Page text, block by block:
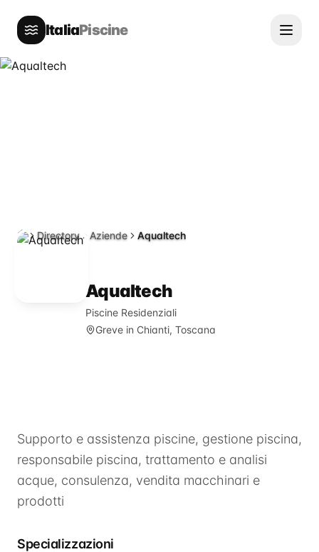
ItaliaPiscine
HomeDirectory Aziende Aqualtech
Aqualtech
Piscine Residenziali
Greve in Chianti, Toscana
Supporto e assistenza piscine, gestione piscina,
responsabile piscina, trattamento e analisi
acque, consulenza, vendita macchinari e
prodotti
Specializzazioni